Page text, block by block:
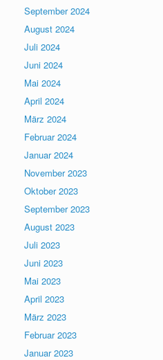
September 2024
August 2024
Juli 2024
Juni 2024
Mai 2024
April 2024
März 2024
Februar 2024
Januar 2024
November 2023
Oktober 2023
September 2023
August 2023
Juli 2023
Juni 2023
Mai 2023
April 2023
März 2023
Februar 2023
Januar 2023